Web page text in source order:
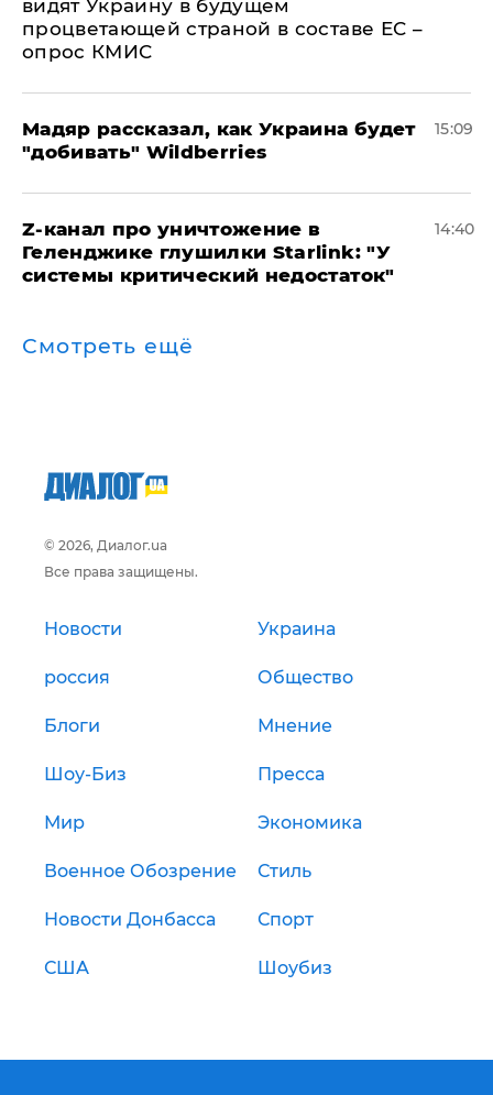
видят Украину в будущем
процветающей страной в составе ЕС –
опрос КМИС
Мадяр рассказал, как Украина будет
"добивать" Wildberries
15:09
Z-канал про уничтожение в
Геленджике глушилки Starlink: "У
системы критический недостаток"
14:40
Смотреть ещё
© 2026, Диалог.ua
Все права защищены.
Новости Украина
россия Общество
Блоги Мнение
Шоу-Биз Пресса
Мир Экономика
Военное Обозрение Стиль
Новости Донбасса Спорт
США Шоубиз